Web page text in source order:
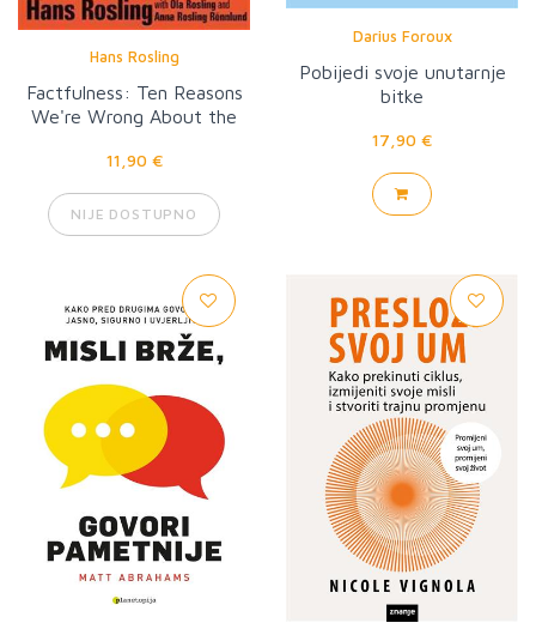
Hans Rosling
Factfulness: Ten Reasons
We're Wrong About the
11,90 €
NIJE DOSTUPNO
Darius Foroux
Pobijedi svoje unutarnje
bitke
17,90 €